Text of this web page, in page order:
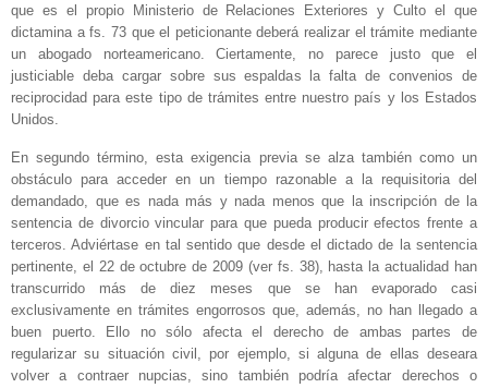
que es el propio Ministerio de Relaciones Exteriores y Culto el que
dictamina a fs. 73 que el peticionante deberá realizar el trámite mediante
un abogado norteamericano. Ciertamente, no parece justo que el
justiciable deba cargar sobre sus espaldas la falta de convenios de
reciprocidad para este tipo de trámites entre nuestro país y los Estados
Unidos.
En segundo término, esta exigencia previa se alza también como un
obstáculo para acceder en un tiempo razonable a la requisitoria del
demandado, que es nada más y nada menos que la inscripción de la
sentencia de divorcio vincular para que pueda producir efectos frente a
terceros. Adviértase en tal sentido que desde el dictado de la sentencia
pertinente, el 22 de octubre de 2009 (ver fs. 38), hasta la actualidad han
transcurrido más de diez meses que se han evaporado casi
exclusivamente en trámites engorrosos que, además, no han llegado a
buen puerto. Ello no sólo afecta el derecho de ambas partes de
regularizar su situación civil, por ejemplo, si alguna de ellas deseara
volver a contraer nupcias, sino también podría afectar derechos o